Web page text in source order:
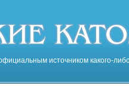
источником какого-